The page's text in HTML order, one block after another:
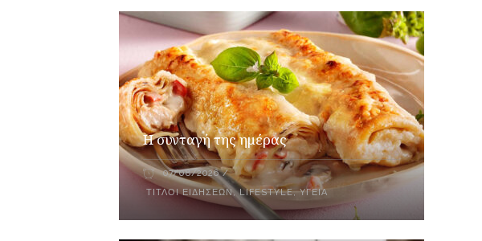
Η συνταγή της ημέρας
07/08/2026
ΤΊΤΛΟΙ ΕΙΔΉΣΕΩΝ,LIFESTYLE,ΥΓΕΊΑ